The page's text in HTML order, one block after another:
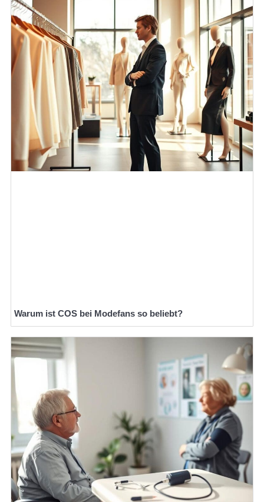
Warum ist COS bei Modefans so beliebt?